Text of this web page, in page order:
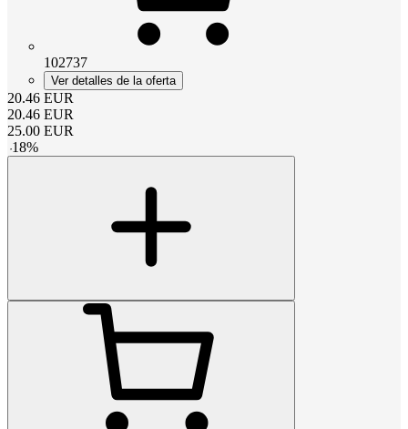
102737
Ver detalles de la oferta
20.46 EUR
20.46 EUR
25.00 EUR
-18%